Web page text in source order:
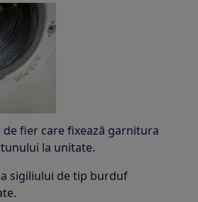
fier care fixează garnitura
la unitate.
sigiliului de tip burduf